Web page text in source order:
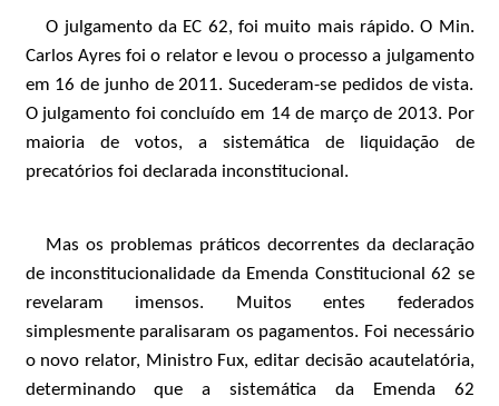
O julgamento da EC 62, foi muito mais rápido. O Min.
Carlos Ayres foi o relator e levou o processo a julgamento
em 16 de junho de 2011. Sucederam-se pedidos de vista.
O julgamento foi concluído em 14 de março de 2013. Por
maioria de votos, a sistemática de liquidação de
precatórios foi declarada inconstitucional.
Mas os problemas práticos decorrentes da declaração
de inconstitucionalidade da Emenda Constitucional 62 se
revelaram imensos. Muitos entes federados
simplesmente paralisaram os pagamentos. Foi necessário
o novo relator, Ministro Fux, editar decisão acautelatória,
determinando que a sistemática da Emenda 62